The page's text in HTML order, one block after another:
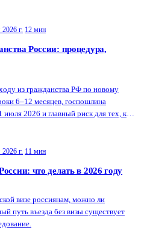
г. 12 мин
России: процедура,
из гражданства РФ по новому
6–12 месяцев, госпошлина
2026 и главный риск для тех, кто
г. 11 мин
что делать в 2026 году
визе россиянам, можно ли
путь въезда без визы существует